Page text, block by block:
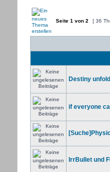
Seite 1 von 2 [ 36
Destiny
if everyone
IrrBullet und